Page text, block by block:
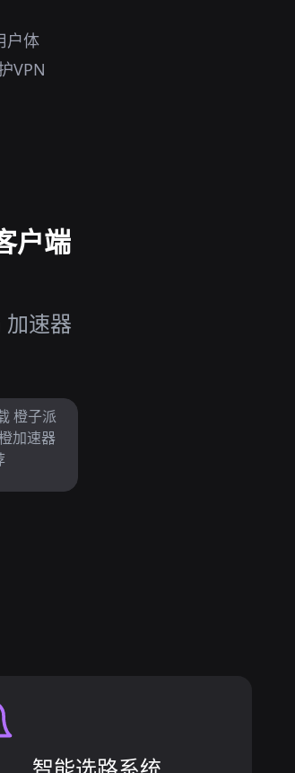
户体
VPN
户端
加速器
橙子派
加速器